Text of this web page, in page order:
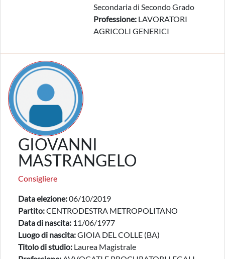
Secondaria di Secondo Grado
Professione: LAVORATORI
AGRICOLI GENERICI
GIOVANNI
MASTRANGELO
Consigliere
Data elezione:06/10/2019
Partito:CENTRODESTRA METROPOLITANO
Data di nascita: 11/06/1977
Luogo di nascita:GIOIA DEL COLLE (BA)
Titolo di studio: Laurea Magistrale